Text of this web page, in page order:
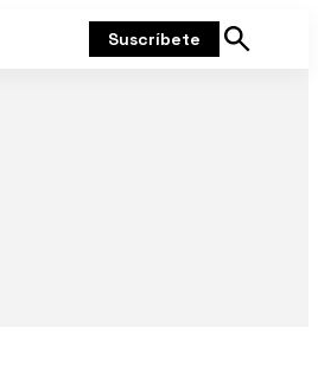
Suscríbete
Mostrar